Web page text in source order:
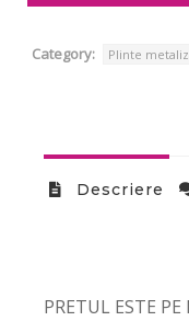
Category: Plinte
Descriere
PRETUL ESTE